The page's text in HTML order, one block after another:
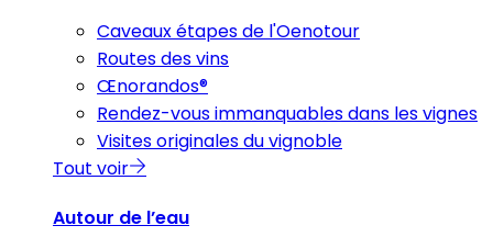
Caveaux étapes de l'Oenotour
Routes des vins
Œnorandos®
Rendez-vous immanquables dans les vignes
Visites originales du vignoble
Tout voir
Autour de l’eau